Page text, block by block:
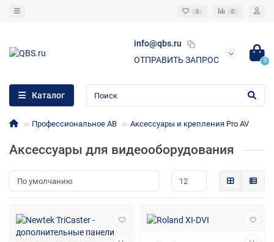
0 0
info@qbs.ru
ОТПРАВИТЬ ЗАПРОС
0
Каталог
Профессиональное АВ Аксессуары и крепления Pro AV
Аксессуары для видеооборудования